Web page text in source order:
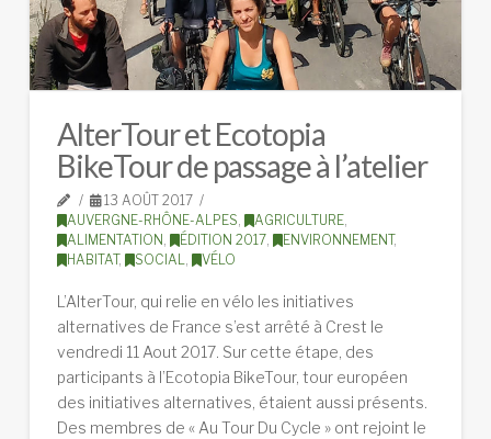
AlterTour et Ecotopia
BikeTour de passage à l’atelier
13 AOÛT 2017
AUVERGNE-RHÔNE-ALPES
AGRICULTURE,
ALIMENTATION
ÉDITION 2017, ENVIRONNEMENT,
HABITAT, SOCIAL VÉLO
L’AlterTour, qui relie en vélo les initiatives
alternatives de France s’est arrêté à Crest le
vendredi 11 Aout 2017. Sur cette étape, des
participants à l’Ecotopia BikeTour, tour européen
des initiatives alternatives, étaient aussi présents.
Des membres de « Au Tour Du Cycle » ont rejoint le